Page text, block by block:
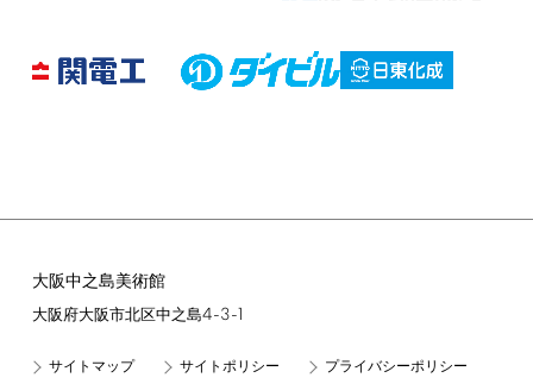
大阪中之島美術館
大阪府大阪市北区中之島4-3-1
サイトマップ サイトポリシー プライバシーポリシー